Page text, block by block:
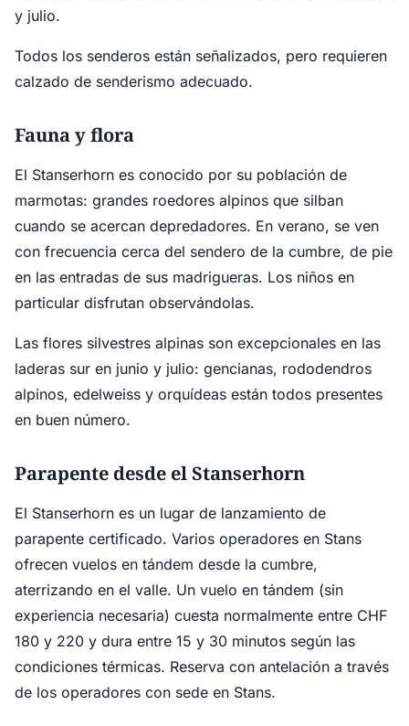
y julio.
Todos los senderos están señalizados, pero requieren
calzado de senderismo adecuado.
Fauna y flora
El Stanserhorn es conocido por su población de
marmotas: grandes roedores alpinos que silban
cuando se acercan depredadores. En verano, se ven
con frecuencia cerca del sendero de la cumbre, de pie
en las entradas de sus madrigueras. Los niños en
particular disfrutan observándolas.
Las flores silvestres alpinas son excepcionales en las
laderas sur en junio y julio: gencianas, rododendros
alpinos, edelweiss y orquídeas están todos presentes
en buen número.
Parapente desde el Stanserhorn
El Stanserhorn es un lugar de lanzamiento de
parapente certificado. Varios operadores en Stans
ofrecen vuelos en tándem desde la cumbre,
aterrizando en el valle. Un vuelo en tándem (sin
experiencia necesaria) cuesta normalmente entre CHF
180 y 220 y dura entre 15 y 30 minutos según las
condiciones térmicas. Reserva con antelación a través
de los operadores con sede en Stans.